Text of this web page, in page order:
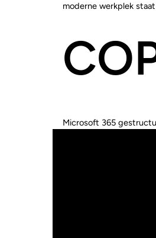
moderne werkplek
Microsoft 365